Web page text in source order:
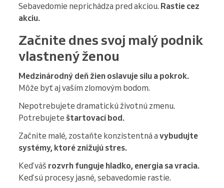
Sebavedomie neprichádza pred akciou. Rastie cez
akciu.
Začnite dnes svoj malý podnik
vlastnený ženou
Medzinárodný deň žien oslavuje silu a pokrok.
Môže byť aj vaším zlomovým bodom.
Nepotrebujete dramatickú životnú zmenu.
Potrebujete štartovací bod.
Začnite malé, zostaňte konzistentná a vybudujte
systémy, ktoré znižujú stres.
Keď váš rozvrh funguje hladko, energia sa vracia.
Keď sú procesy jasné, sebavedomie rastie.